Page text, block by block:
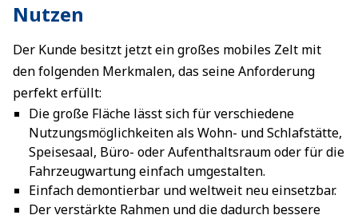
Nutzen
Der Kunde besitzt jetzt ein großes mobiles Zelt mit
den folgenden Merkmalen, das seine Anforderung
perfekt erfüllt:
Die große Fläche lässt sich für verschiedene
Nutzungsmöglichkeiten als Wohn- und Schlafstätte,
Speisesaal, Büro- oder Aufenthaltsraum oder für die
Fahrzeugwartung einfach umgestalten.
Einfach demontierbar und weltweit neu einsetzbar.
Der verstärkte Rahmen und die dadurch bessere